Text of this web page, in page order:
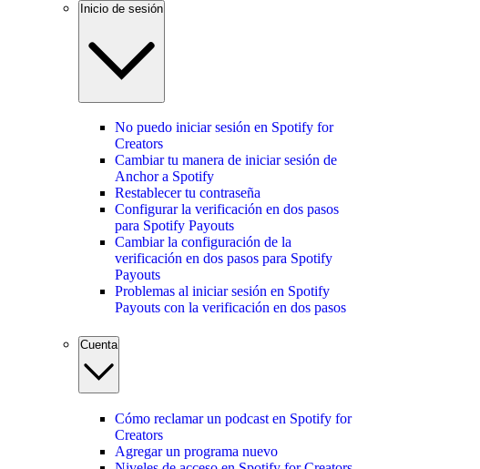
Inicio de sesión
No puedo iniciar sesión en Spotify for
Creators
Cambiar tu manera de iniciar sesión de
Anchor a Spotify
Restablecer tu contraseña
Configurar la verificación en dos pasos
para Spotify Payouts
Cambiar la configuración de la
verificación en dos pasos para Spotify
Payouts
Problemas al iniciar sesión en Spotify
Payouts con la verificación en dos pasos
Cuenta
Cómo reclamar un podcast en Spotify for
Creators
Agregar un programa nuevo